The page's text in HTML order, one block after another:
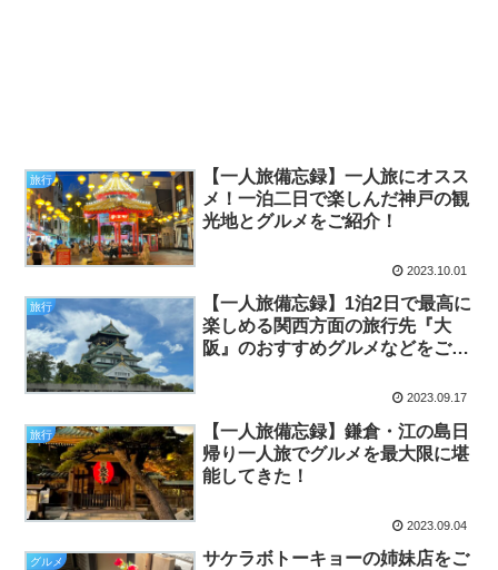
旅行
【一人旅備忘録】一人旅にオスス
メ！一泊二日で楽しんだ神戸の観
光地とグルメをご紹介！
2023.10.01
旅行
【一人旅備忘録】1泊2日で最高に
楽しめる関西方面の旅行先『大
阪』のおすすめグルメなどをご紹
2023.09.17
旅行
【一人旅備忘録】鎌倉・江の島日
帰り一人旅でグルメを最大限に堪
能してきた！
2023.09.04
グルメ
サケラボトーキョーの姉妹店をご